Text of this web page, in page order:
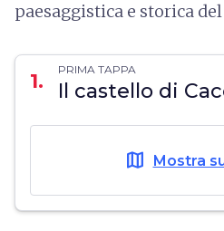
paesaggistica e storica
1. PRIMA TAPPA
Il castello di
map Mostra